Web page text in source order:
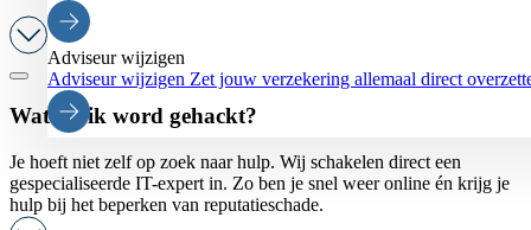
Adviseur wijzigen
Adviseur wijzigen Zet jouw verzekering allemaal direct
Wat als ik word gehackt?
Je hoeft niet zelf op zoek naar hulp. Wij schakelen direct een
gespecialiseerde IT-expert in. Zo ben je snel weer online én krijg je
hulp bij het beperken van reputatieschade.